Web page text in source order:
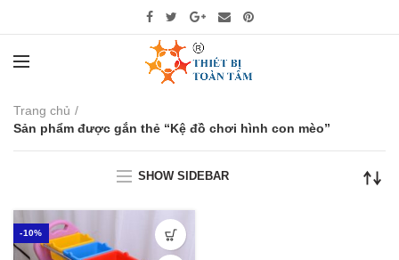
Trang chủ
Sản phẩm được gắn thẻ “Kệ đồ chơi hình con mèo”
SHOW SIDEBAR
-10%